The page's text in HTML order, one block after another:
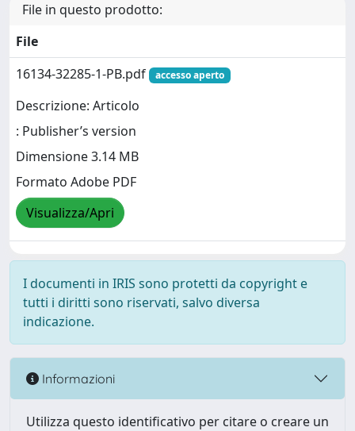
File in questo prodotto:
File
16134-32285-1-PB.pdf
accesso aperto
Descrizione: Articolo
: Publisher’s version
Dimensione 3.14 MB
Formato Adobe PDF
Visualizza/Apri
I documenti in IRIS sono protetti da copyright e
tutti i diritti sono riservati, salvo diversa
indicazione.
Informazioni
Utilizza questo identificativo per citare o creare un